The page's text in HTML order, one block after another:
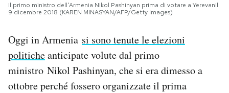
I MIEI PREFERITI
CALENDARIO
Il primo ministro dell'Armenia Nikol Pashinyan prima di votare a Yerevanil
9 dicembre 2018 (KAREN MINASYAN/AFP/Getty Images)
Oggi in Armenia si sono tenute le elezioni
politicheanticipate volute dal primo
ministro Nikol Pashinyan, che si era dimesso a
ottobre perché fossero organizzate il prima